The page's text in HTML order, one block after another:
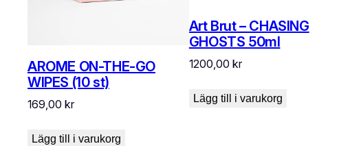
AROME ON-THE-GO
WIPES (10 st)
169,00 kr
Lägg till i varukorg
Art Brut – CHASING
GHOSTS 50ml
1200,00 kr
Lägg till i varukorg